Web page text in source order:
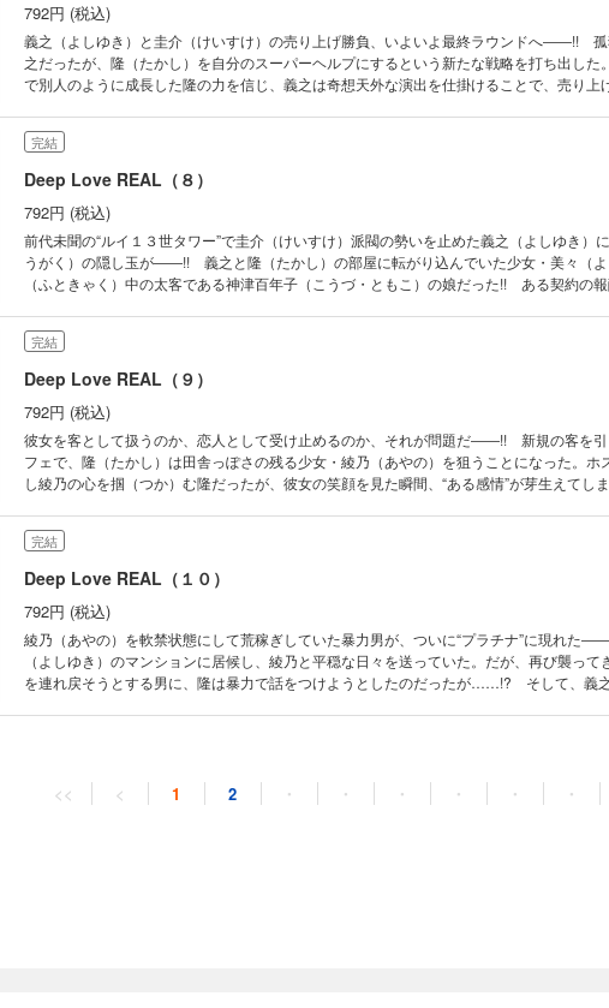
792円 (税込)
義之（よしゆき）と圭介（けいすけ）の売り上げ勝負、いよいよ最終ラウンドへ――!!
之だったが、隆（たかし）を自分のスーパーヘルプにするという新たな戦略を打ち出した
で別人のように成長した隆の力を信じ、義之は奇想天外な演出を仕掛けることで、売り上
完結
Deep Love REAL（８）
792円 (税込)
前代未聞の“ルイ１３世タワー”で圭介（けいすけ）派閥の勢いを止めた義之（よしゆき）
うがく）の隠し玉が――!! 義之と隆（たかし）の部屋に転がり込んでいた少女・美々（
（ふときゃく）中の太客である神津百年子（こうづ・ともこ）の娘だった!! ある契約の
と情熱を兼ね備えた異色の「受け身」ホスト・秋人（あきと：Club No.1）の独占初出し
の携帯小説をリアルに漫画化!! 第８弾!!
完結
Deep Love REAL（９）
792円 (税込)
彼女を客として扱うのか、恋人として受け止めるのか、それが問題だ――!! 新規の客を引
フェで、隆（たかし）は田舎っぽさの残る少女・綾乃（あやの）を狙うことになった。ホ
し綾乃の心を掴（つか）む隆だったが、彼女の笑顔を見た瞬間、“ある感情”が芽生えて
ったが――!?
完結
Deep Love REAL（１０）
792円 (税込)
綾乃（あやの）を軟禁状態にして荒稼ぎしていた暴力男が、ついに“プラチナ”に現れた
（よしゆき）のマンションに居候し、綾乃と平穏な日々を送っていた。だが、再び襲っ
を連れ戻そうとする男に、隆は暴力で話をつけようとしたのだったが……!? そして、義
Deep Love REAL（１１）
792円 (税込)
隆の接客を断った客から指名されて勢いづく翔。本指名をとる気で席につくと、その客
す。死んだ妹の仇と言って客は詰め寄ってくるが、翔にはまったく身に覚えがない……。
<< < 1 2 ・ ・ ・ ・ ・ ・